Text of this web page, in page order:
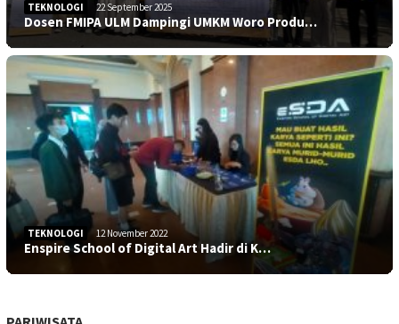
TEKNOLOGI 22 September 2025
Dosen FMIPA ULM Dampingi UMKM Woro Produ…
TEKNOLOGI 12 November 2022
Enspire School of Digital Art Hadir di K…